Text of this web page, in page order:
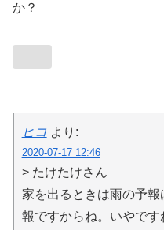
か？
ヒコ より:
2020-07-17 12:46
> たけたけさん
家を出るときは雨の予
報ですからね。いやです